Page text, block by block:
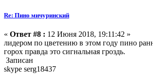
Re: Пино мичуринский
« Ответ #8 : 12 Июня 2018, 19:11:42 »
лидером по цветению в этом году пино
горох правда это сигнальная гроздь.
Записан
skype serg18437